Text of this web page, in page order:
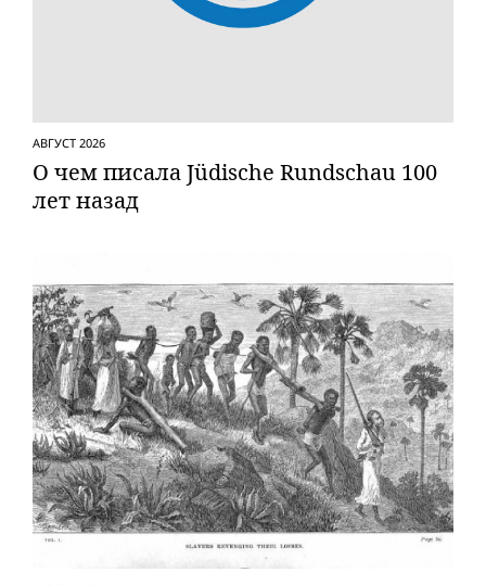
АВГУСТ 2026
О чем писала Jüdische Rundschau 100
лет назад